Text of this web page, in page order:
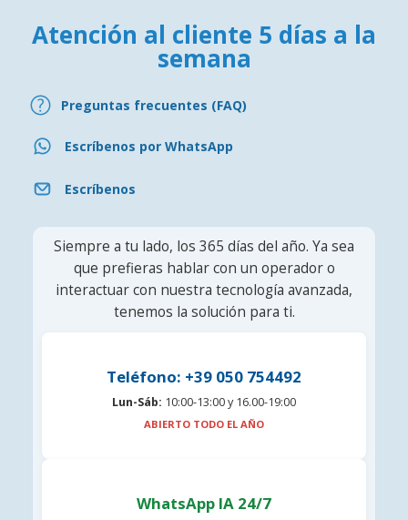
Atención al cliente 5 días a la
semana
Preguntas frecuentes (FAQ)
Escríbenos por WhatsApp
Escríbenos
Siempre a tu lado, los 365 días del año. Ya sea
que prefieras hablar con un operador o
interactuar con nuestra tecnología avanzada,
tenemos la solución para ti.
Teléfono: +39 050 754492
Lun-Sáb: 10:00-13:00 y 16.00-19:00
ABIERTO TODO EL AÑO
WhatsApp IA 24/7